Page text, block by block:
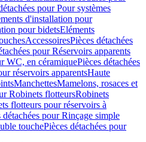
pour Pour systèmes
d'installation pour
pour bidetsEléments
AccessoiresPièces détachées
pour Réservoirs apparents
WC, en céramiquePièces détachées
réservoirs apparentsHaute
ManchettesMamelons, rosaces et
Robinets flotteursRobinets
flotteurs pour réservoirs à
détachées pour Rinçage simple
touchePièces détachées pour